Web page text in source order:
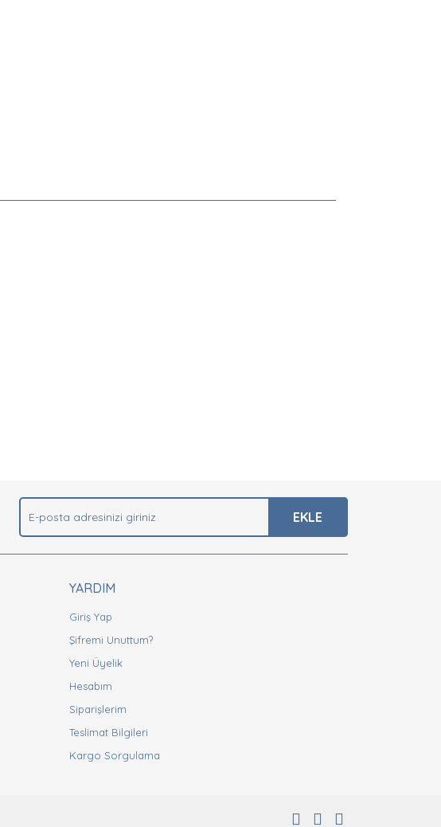
EKLE
YARDIM
Giriş Yap
Şifremi Unuttum?
Yeni Üyelik
Hesabım
Siparişlerim
Teslimat Bilgileri
Kargo Sorgulama